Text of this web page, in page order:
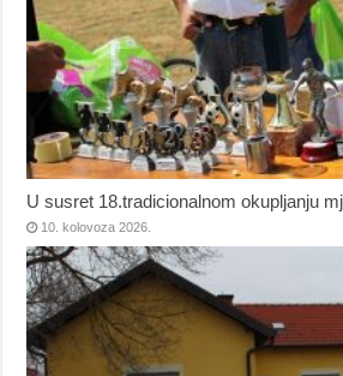
U susret 18.tradicionalnom okupljanju
10. kolovoza 2026.